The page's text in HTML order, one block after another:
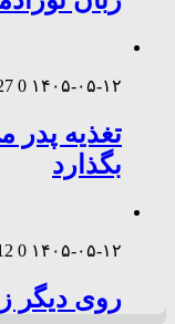
۱۴۰۵-۰۵-۱۲ 0
تغذیه پدر
بگذارد
۱۴۰۵-۰۵-۱۲ 0
روی دیگر